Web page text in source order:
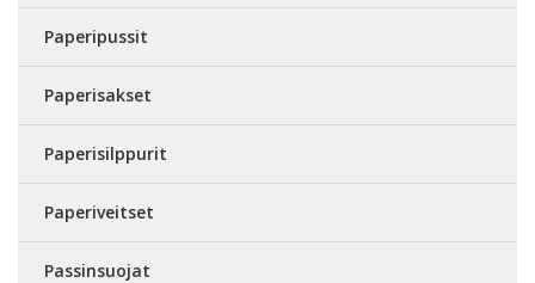
Paperipussit
Paperisakset
Paperisilppurit
Paperiveitset
Passinsuojat